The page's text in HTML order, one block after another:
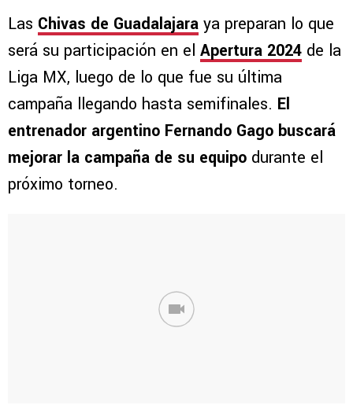
Las Chivas de Guadalajara ya preparan lo que
será su participación en el Apertura 2024 de la
Liga MX, luego de lo que fue su última
campaña llegando hasta semifinales. El
entrenador argentino Fernando Gago buscará
mejorar la campaña de su equipo durante el
próximo torneo.